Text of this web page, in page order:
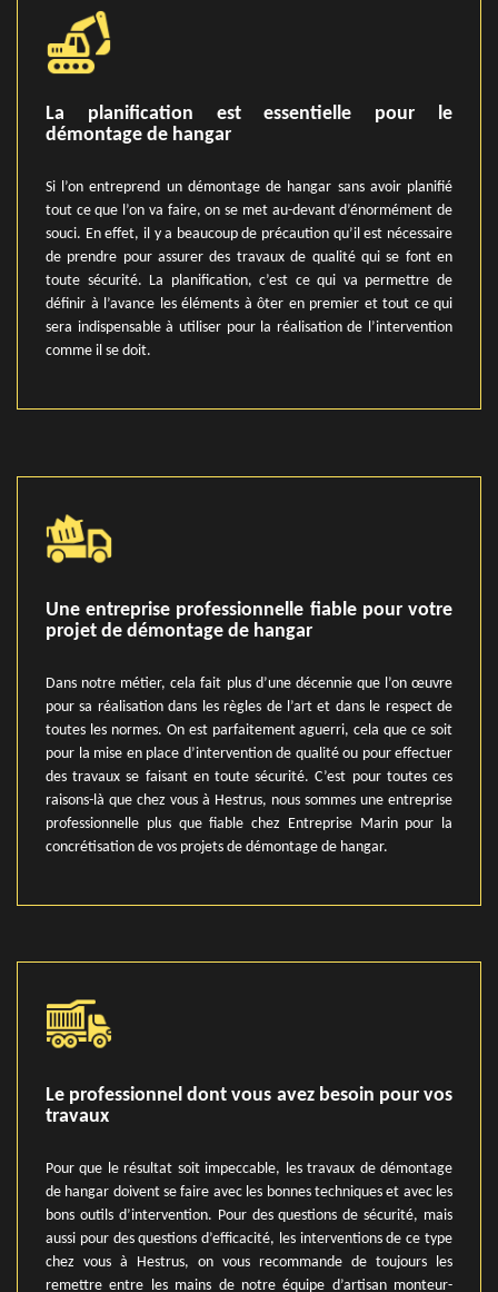
La planification est essentielle pour le
démontage de hangar
Si l’on entreprend un démontage de hangar sans avoir planifié
tout ce que l’on va faire, on se met au-devant d’énormément de
souci. En effet, il y a beaucoup de précaution qu’il est nécessaire
de prendre pour assurer des travaux de qualité qui se font en
toute sécurité. La planification, c’est ce qui va permettre de
définir à l’avance les éléments à ôter en premier et tout ce qui
sera indispensable à utiliser pour la réalisation de l’intervention
comme il se doit.
Une entreprise professionnelle fiable pour votre
projet de démontage de hangar
Dans notre métier, cela fait plus d’une décennie que l’on œuvre
pour sa réalisation dans les règles de l’art et dans le respect de
toutes les normes. On est parfaitement aguerri, cela que ce soit
pour la mise en place d’intervention de qualité ou pour effectuer
des travaux se faisant en toute sécurité. C’est pour toutes ces
raisons-là que chez vous à Hestrus, nous sommes une entreprise
professionnelle plus que fiable chez Entreprise Marin pour la
concrétisation de vos projets de démontage de hangar.
Le professionnel dont vous avez besoin pour vos
travaux
Pour que le résultat soit impeccable, les travaux de démontage
de hangar doivent se faire avec les bonnes techniques et avec les
bons outils d’intervention. Pour des questions de sécurité, mais
aussi pour des questions d’efficacité, les interventions de ce type
chez vous à Hestrus, on vous recommande de toujours les
remettre entre les mains de notre équipe d’artisan monteur-